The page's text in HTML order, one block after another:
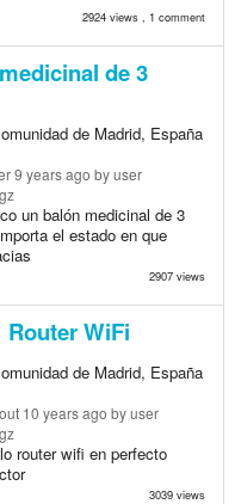
2924 views , 1 comment
de 3
de Madrid, España
9 years ago by user
un balón medicinal de 3
el estado en que
2907 views
Router WiFi
de Madrid, España
10 years ago by user
router wifi en perfecto
3039 views